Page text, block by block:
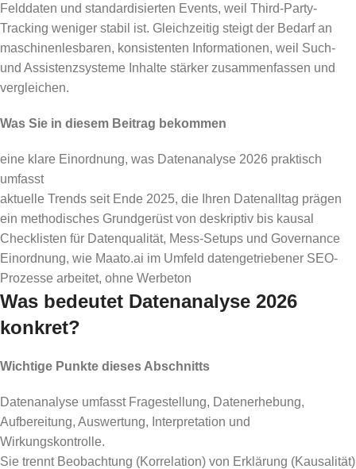
Felddaten und standardisierten Events, weil Third-Party-
Tracking weniger stabil ist. Gleichzeitig steigt der Bedarf an
maschinenlesbaren, konsistenten Informationen, weil Such-
und Assistenzsysteme Inhalte stärker zusammenfassen und
vergleichen.
Was Sie in diesem Beitrag bekommen
eine klare Einordnung, was Datenanalyse 2026 praktisch
umfasst
aktuelle Trends seit Ende 2025, die Ihren Datenalltag prägen
ein methodisches Grundgerüst von deskriptiv bis kausal
Checklisten für Datenqualität, Mess-Setups und Governance
Einordnung, wie Maato.ai im Umfeld datengetriebener SEO-
Prozesse arbeitet, ohne Werbeton
Was bedeutet Datenanalyse 2026
konkret?
Wichtige Punkte dieses Abschnitts
Datenanalyse umfasst Fragestellung, Datenerhebung,
Aufbereitung, Auswertung, Interpretation und
Wirkungskontrolle.
Sie trennt Beobachtung (Korrelation) von Erklärung (Kausalität)